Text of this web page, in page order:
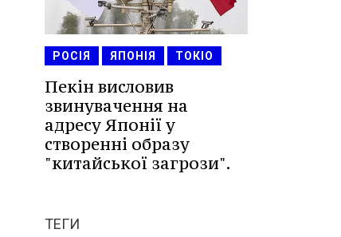
РОСІЯ ЯПОНІЯ ТОКІО
Пекін висловив
звинувачення на
адресу Японії у
створенні образу
"китайської загрози".
ТЕГИ